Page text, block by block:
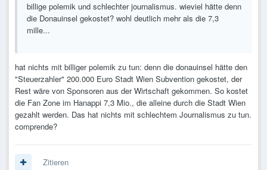
billige polemik und schlechter journalismus. wieviel hätte denn
die Donauinsel gekostet? wohl deutlich mehr als die 7,3
mille...
hat nichts mit billiger polemik zu tun: denn die donauinsel hätte den
"Steuerzahler" 200.000 Euro Stadt Wien Subvention gekostet, der
Rest wäre von Sponsoren aus der Wirtschaft gekommen. So kostet
die Fan Zone im Hanappi 7,3 Mio., die alleine durch die Stadt Wien
gezahlt werden. Das hat nichts mit schlechtem Journalismus zu tun.
comprende?
Zitieren